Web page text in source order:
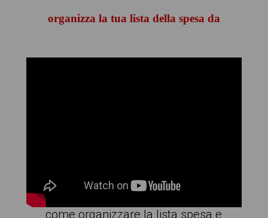
organizza la tua lista della spesa da
come organizzare la lista spesa e